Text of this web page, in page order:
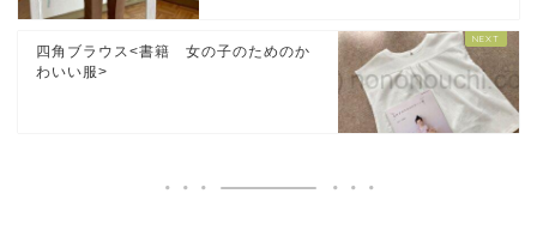
四角ブラウス<書籍 女の子のためのか
わいい服>